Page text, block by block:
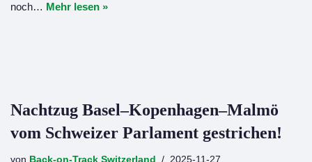
noch… Mehr lesen »
Nachtzug Basel–Kopenhagen–Malmö
vom Schweizer Parlament gestrichen!
von Back-on-Track Switzerland 2025-11-27